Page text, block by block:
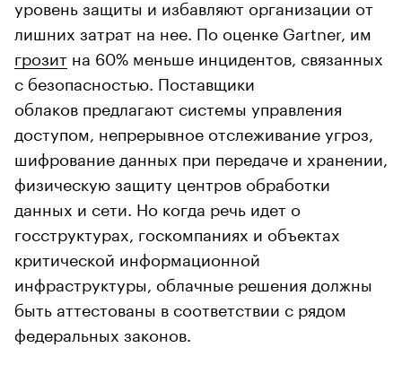
уровень защиты и избавляют организации от
лишних затрат на нее. По оценке Gartner, им
грозит на 60% меньше инцидентов, связанных
с безопасностью. Поставщики
облаков предлагают системы управления
доступом, непрерывное отслеживание угроз,
шифрование данных при передаче и хранении,
физическую защиту центров обработки
данных и сети. Но когда речь идет о
госструктурах, госкомпаниях и объектах
критической информационной
инфраструктуры, облачные решения должны
быть аттестованы в соответствии с рядом
федеральных законов.